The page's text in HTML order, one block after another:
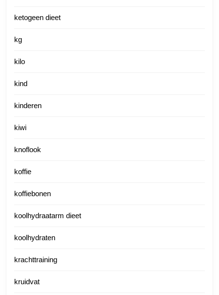
ketogeen dieet
kg
kilo
kind
kinderen
kiwi
knoflook
koffie
koffiebonen
koolhydraatarm dieet
koolhydraten
krachttraining
kruidvat